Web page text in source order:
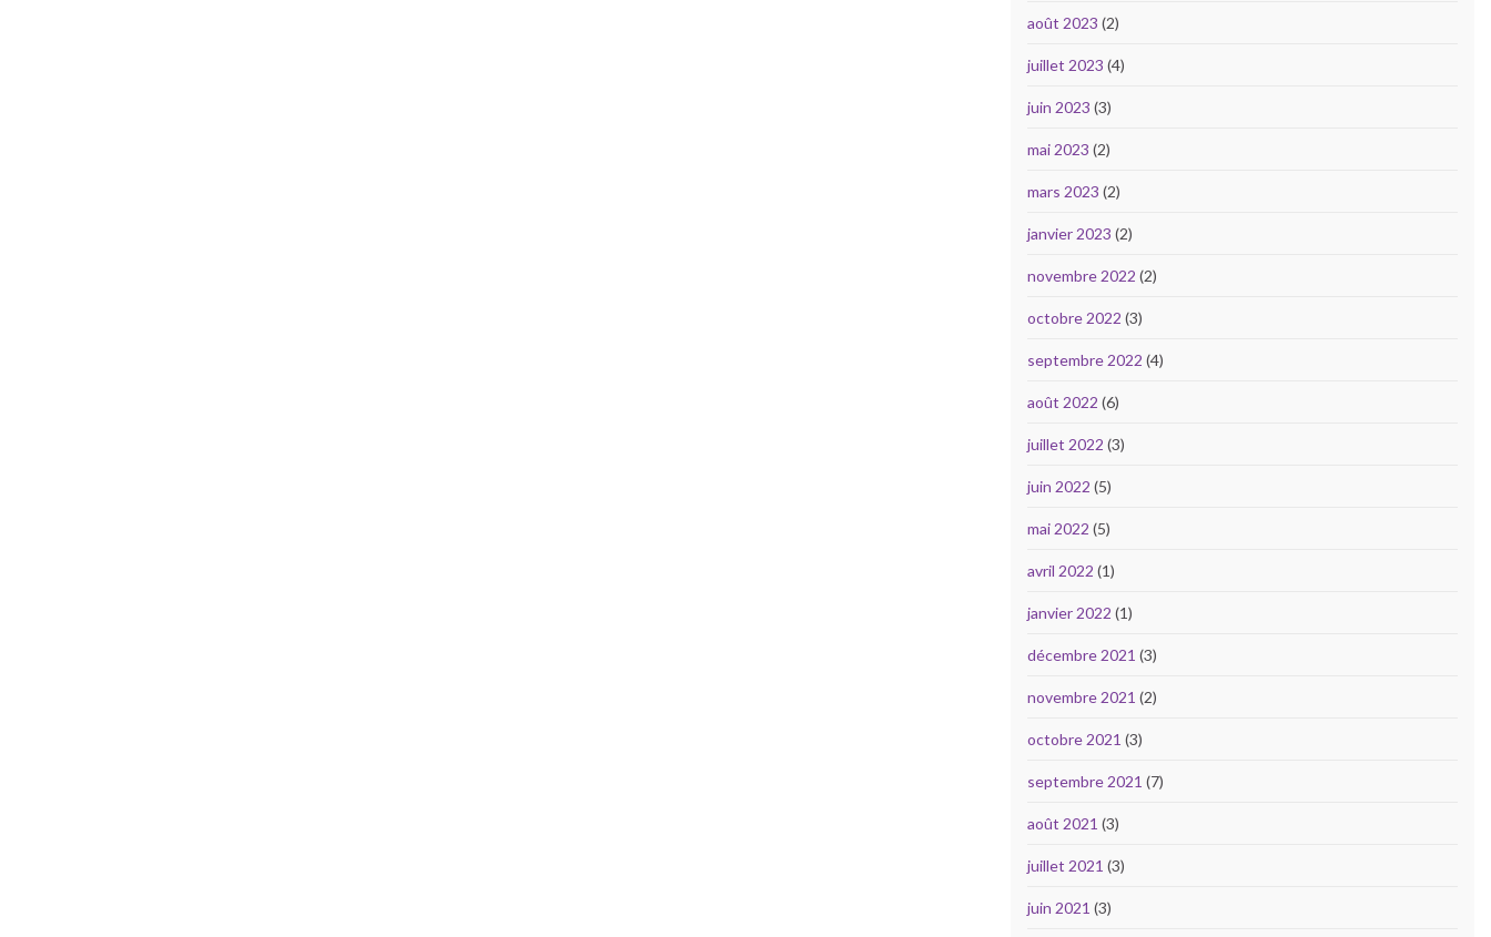
août 2023 (2)
juillet 2023 (4)
juin 2023 (3)
mai 2023 (2)
mars 2023 (2)
janvier 2023 (2)
novembre 2022 (2)
octobre 2022 (3)
septembre 2022 (4)
août 2022 (6)
juillet 2022 (3)
juin 2022 (5)
mai 2022 (5)
avril 2022 (1)
janvier 2022 (1)
décembre 2021 (3)
novembre 2021 (2)
octobre 2021 (3)
septembre 2021 (7)
août 2021 (3)
juillet 2021 (3)
juin 2021 (3)